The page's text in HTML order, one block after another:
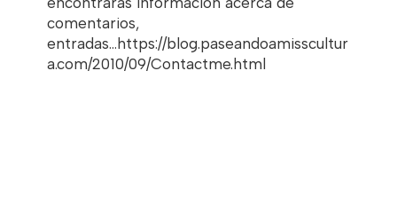
comentarios,
entradas...https://blog.paseandoamisscultur
a.com/2010/09/Contactme.html